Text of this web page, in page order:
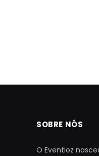
SOBRE NÓS
O Eventioz